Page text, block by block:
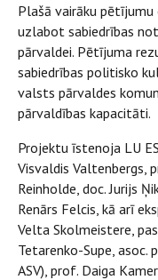
Plašā vairāku
uzlabot sabiedrības
pārvaldei. Pētījuma
sabiedrības politisko
valsts pārvaldes
pārvaldības kapacitāti.
Projektu īstenoja LU
Visvaldis Valtenbergs,
Reinholde, doc. Jurijs
Renārs Felcis, kā arī
Velta Skolmeistere,
Tetarenko-Supe, asoc.
ASV), prof. Daiga